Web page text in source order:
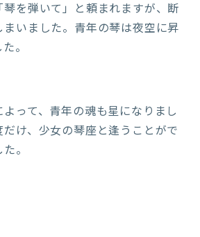
を弾いて」と頼まれますが、断
いました。青年の琴は夜空に昇
。
って、青年の魂も星になりまし
け、少女の琴座と逢うことがで
。